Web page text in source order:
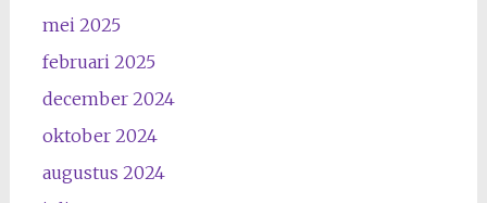
mei 2025
februari 2025
december 2024
oktober 2024
augustus 2024